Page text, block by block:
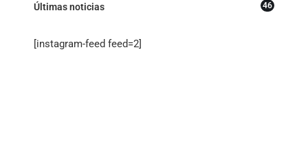
Últimas noticias 46
[instagram-feed feed=2]